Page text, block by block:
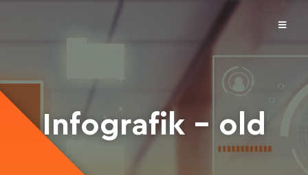
Infografik – old